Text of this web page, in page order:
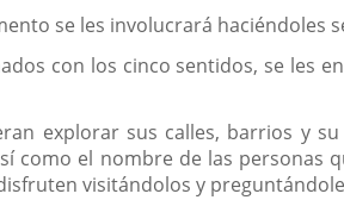
se les involucrará haciéndoles
con los cinco sentidos, se les
explorar sus calles, barrios y
como el nombre de las
visitándolos y